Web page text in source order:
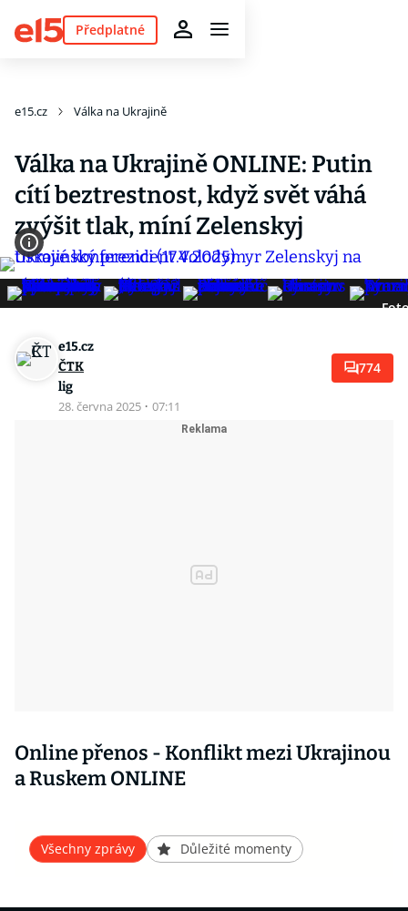
Předplatné
e15.cz Válka na Ukrajině
Válka na Ukrajině ONLINE: Putin
cítí beztrestnost, když svět váhá
zvýšit tlak, míní Zelenskyj
e15.cz
ČTK
lig
28. června 2025 · 07:11
774
Online přenos - Konflikt mezi Ukrajinou
a Ruskem ONLINE
Všechny zprávy Důležité momenty